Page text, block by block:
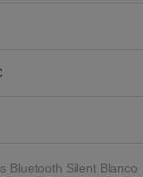
Bluetooth Silent Blanco